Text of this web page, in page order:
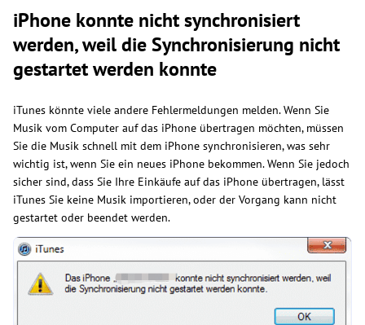
iPhone konnte nicht synchronisiert
werden, weil die Synchronisierung nicht
gestartet werden konnte
iTunes könnte viele andere Fehlermeldungen melden. Wenn Sie
Musik vom Computer auf das iPhone übertragen möchten, müssen
Sie die Musik schnell mit dem iPhone synchronisieren, was sehr
wichtig ist, wenn Sie ein neues iPhone bekommen. Wenn Sie jedoch
sicher sind, dass Sie Ihre Einkäufe auf das iPhone übertragen, lässt
iTunes Sie keine Musik importieren, oder der Vorgang kann nicht
gestartet oder beendet werden.